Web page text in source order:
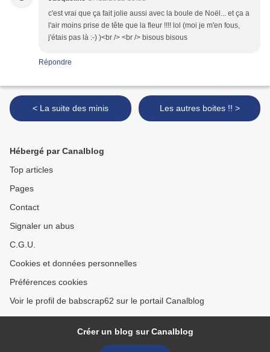
c'est vrai que ça fait jolie aussi avec la boule de Noël... et ça a
l'air moins prise de tête que la fleur !!!! lol (moi je m'en fous,
j'étais pas là :-) )<br /> <br /> bisous bisous
Répondre
< La suite des minis Les autres boites !! >
Hébergé par Canalblog
Top articles
Pages
Contact
Signaler un abus
C.G.U.
Cookies et données personnelles
Préférences cookies
Voir le profil de babscrap62 sur le portail Canalblog
Créer un blog sur Canalblog